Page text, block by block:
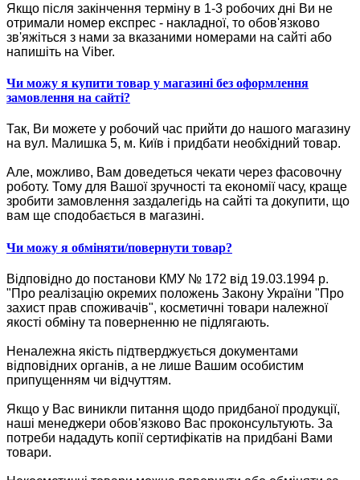
Якщо після закінчення терміну в 1-3 робочих дні Ви не
отримали номер експрес - накладної, то обов'язково
зв'яжіться з нами за вказаними номерами на сайті або
напишіть на Viber.
Чи можу я купити товар у магазині без оформлення
замовлення на сайті?
Так, Ви можете у робочий час прийти до нашого магазину
на вул. Малишка 5, м. Київ і придбати необхідний товар.
Але, можливо, Вам доведеться чекати через фасовочну
роботу. Тому для Вашої зручності та економії часу, краще
зробити замовлення заздалегідь на сайті та докупити, що
вам ще сподобається в магазині.
Чи можу я обміняти/повернути товар?
Відповідно до постанови КМУ № 172 від 19.03.1994 р.
"Про реалізацію окремих положень Закону України "Про
захист прав споживачів", косметичні товари належної
якості обміну та поверненню не підлягають.
Неналежна якість підтверджується документами
відповідних органів, а не лише Вашим особистим
припущенням чи відчуттям.
Якщо у Вас виникли питання щодо придбаної продукції,
наші менеджери обов'язково Вас проконсультують. За
потреби нададуть копії сертифікатів на придбані Вами
товари.